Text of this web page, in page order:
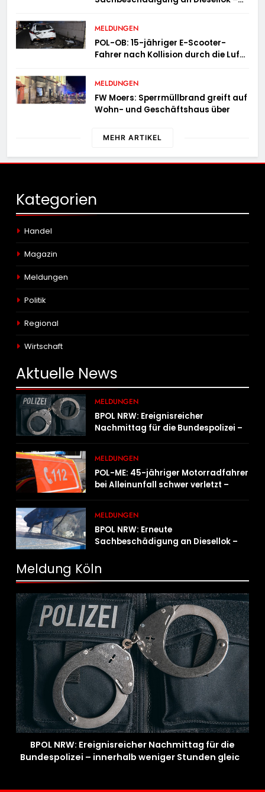
MELDUNGEN
POL-OB: 15-jähriger E-Scooter-
Fahrer nach Kollision durch die Luft
MELDUNGEN
FW Moers: Sperrmüllbrand greift auf
Wohn- und Geschäftshaus über
MEHR ARTIKEL
Kategorien
Handel
Magazin
Meldungen
Politik
Regional
Wirtschaft
Aktuelle News
MELDUNGEN
BPOL NRW: Ereignisreicher
Nachmittag für die Bundespolizei –
MELDUNGEN
POL-ME: 45-jähriger Motorradfahrer
bei Alleinunfall schwer verletzt –
MELDUNGEN
BPOL NRW: Erneute
Sachbeschädigung an Diesellok –
Meldung Köln
BPOL NRW: Ereignisreicher Nachmittag für die
Bundespolizei – innerhalb weniger Stunden gleich